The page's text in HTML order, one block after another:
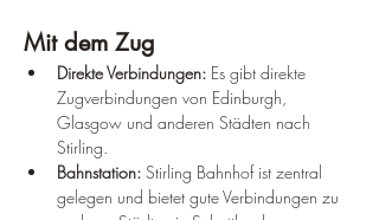
Mit dem Zug
Direkte Verbindungen: Es gibt direkte
Zugverbindungen von Edinburgh,
Glasgow und anderen Städten nach
Stirling.
Bahnstation: Stirling Bahnhof ist zentral
gelegen und bietet gute Verbindungen zu